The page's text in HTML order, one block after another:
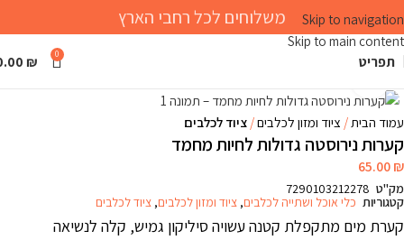
Skip to navigation
Skip to main content
משלוחים לכל רחבי הארץ
תפריט 0
₪
עמוד הבית ציוד ומזון לכלבים ציוד לכלבים
קערות נירוסטה גדולות לחיות מחמד
65.00₪
מק"ט 7290103212278
קטגוריות כלי אוכל ושתייה לכלבים, ציוד ומזון לכלבים, ציוד לכלבים
קערת מים מתקפלת קטנה עשויה סיליקון גמיש, קלה לנשיאה